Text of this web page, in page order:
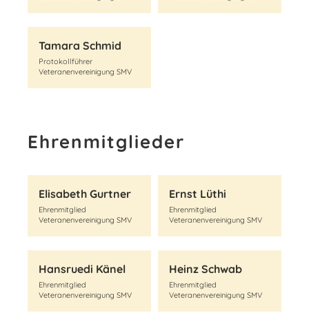
Tamara Schmid
Protokollführer
Veteranenvereinigung SMV
Ehrenmitglieder
Elisabeth Gurtner
Ehrenmitglied
Veteranenvereinigung SMV
Ernst Lüthi
Ehrenmitglied
Veteranenvereinigung SMV
Hansruedi Känel
Ehrenmitglied
Veteranenvereinigung SMV
Heinz Schwab
Ehrenmitglied
Veteranenvereinigung SMV